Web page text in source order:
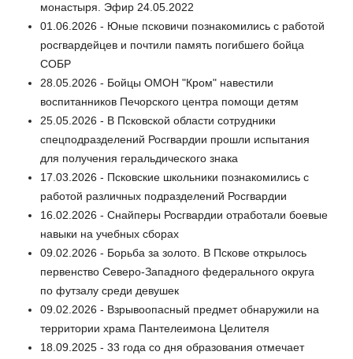
монастыря. Эфир 24.05.2022
01.06.2026 - Юные псковичи познакомились с работой
росгвардейцев и почтили память погибшего бойца
СОБР
28.05.2026 - Бойцы ОМОН "Кром" навестили
воспитанников Печорского центра помощи детям
25.05.2026 - В Псковской области сотрудники
спецподразделений Росгвардии прошли испытания
для получения геральдического знака
17.03.2026 - Псковские школьники познакомились с
работой различных подразделений Росгвардии
16.02.2026 - Снайперы Росгвардии отработали боевые
навыки на учебных сборах
09.02.2026 - Борьба за золото. В Пскове открылось
первенство Северо-Западного федерального округа
по футзалу среди девушек
09.02.2026 - Взрывоопасный предмет обнаружили на
территории храма Пантелеимона Целителя
18.09.2025 - 33 года со дня образования отмечает